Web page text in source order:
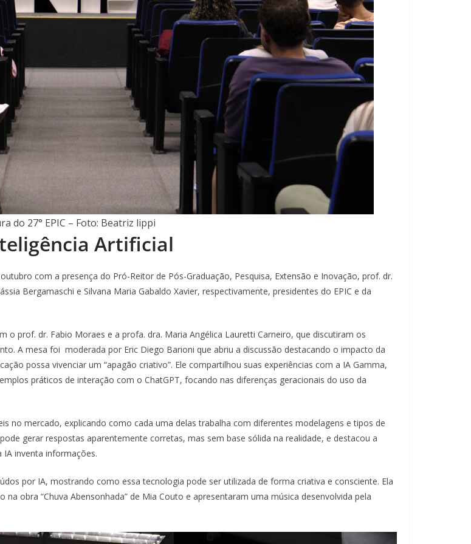
do 27° EPIC – Foto: Beatriz lippi
Artificial
com a presença do Pró-Reitor de Pós-Graduação, Pesquisa, Extensão e Inovação, prof. dr.
Bergamaschi e Silvana Maria Gabaldo Xavier, respectivamente, presidentes do EPIC e da
o prof. dr. Fabio Moraes e a profa. dra. Maria Angélica Lauretti Carneiro, que discutiram os
A mesa foi moderada por Eric Diego Barioni que abriu a discussão destacando o impacto da
possa vivenciar um “apagão criativo”. Ele compartilhou suas experiências com a IA Gamma,
práticos de interação com o ChatGPT, focando nas diferenças geracionais do uso da
no mercado, explicando como cada uma delas trabalha com diferentes modelagens e tipos de
gerar respostas aparentemente corretas, mas sem base sólida na realidade, e destacou a
IA inventa informações.
por IA, mostrando como essa tecnologia pode ser utilizada de forma criativa e consciente. Ela
obra “Chuva Abensonhada” de Mia Couto e apresentaram uma música desenvolvida pela